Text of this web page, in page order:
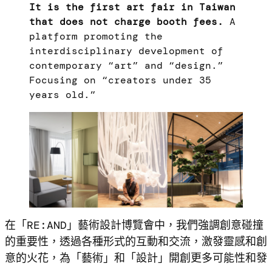
It is the first art fair in Taiwan
that does not charge booth fees.
A
platform promoting the
interdisciplinary development of
contemporary “art” and “design.”
Focusing on “creators under 35
years old.”
在「RE:AND」藝術設計博覽會中，我們強調創意碰撞
的重要性，透過各種形式的互動和交流，激發靈感和創
意的火花，為「藝術」和「設計」開創更多可能性和發